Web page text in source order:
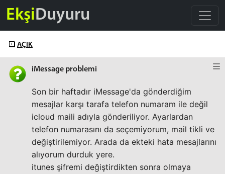
EkşiDuyuru
AÇIK
iMessage problemi
Son bir haftadır iMessage'da gönderdiğim
mesajlar karşı tarafa telefon numaram ile değil
icloud maili adıyla gönderiliyor. Ayarlardan
telefon numarasını da seçemiyorum, mail tikli ve
değiştirilemiyor. Arada da ekteki hata mesajlarını
alıyorum durduk yere.
itunes şifremi değiştirdikten sonra olmaya